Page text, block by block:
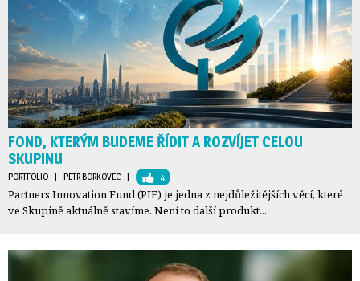
FOND, KTERÝM BUDEME ŘÍDIT A ROZVÍJET CELOU
SKUPINU
PORTFOLIO | PETR BORKOVEC | 4
Partners Innovation Fund (PIF) je jedna z nejdůležitějších věcí, které
ve Skupině aktuálně stavíme. Není to další produkt...